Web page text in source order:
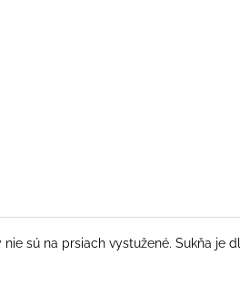
sú na prsiach vystužené. Sukňa je